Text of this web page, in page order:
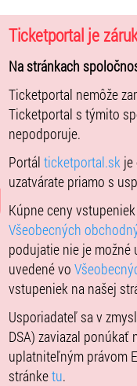
70 minút bez prestávky
20 eur
Ticketportal je
Na stránkach
Ticketportal nemôže
Ticketportal s týmito
nepodporuje.
Portál ticketportal.skje
uzatvárate priamo s
Kúpne ceny
Všeobecných
podujatie nie je
uvedené vo
vstupeniek na našej
Usporiadateľ sa v
DSA) zaviazal ponúkať
uplatniteľným právom
stránketu.